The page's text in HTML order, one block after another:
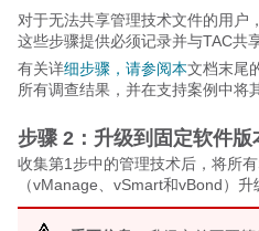
对于无法共享管理技术文件的用户
这些步骤提供必须记录并与TAC共
有关详细步骤，请参阅本文档末尾
所有调查结果，并在支持案例中将
步骤 2：升级到固定软件版
收集第1步中的管理技术后，将所
（vManage、vSmart和vBond）升